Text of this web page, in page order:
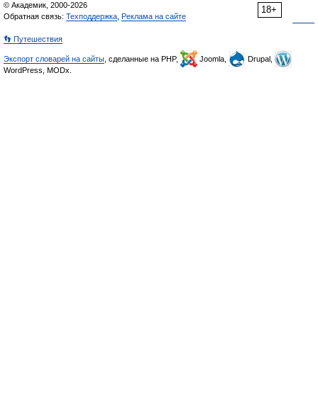
18+
© Академик, 2000-2026
Обратная связь: Техподдержка Реклама на сайте
👣 Путешествия
Экспорт словарей на сайты , сделанные на PHP, Joomla,
Drupal,
WordPress, MODx.